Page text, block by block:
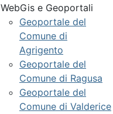
WebGis e Geoportali
Geoportale del
Comune di
Agrigento
Geoportale del
Comune di Ragusa
Geoportale del
Comune di Valderice